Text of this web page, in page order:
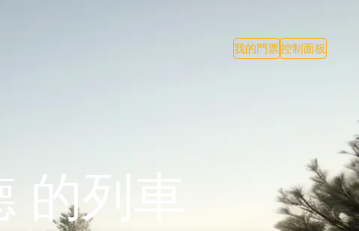
我的門票控制面板
列車